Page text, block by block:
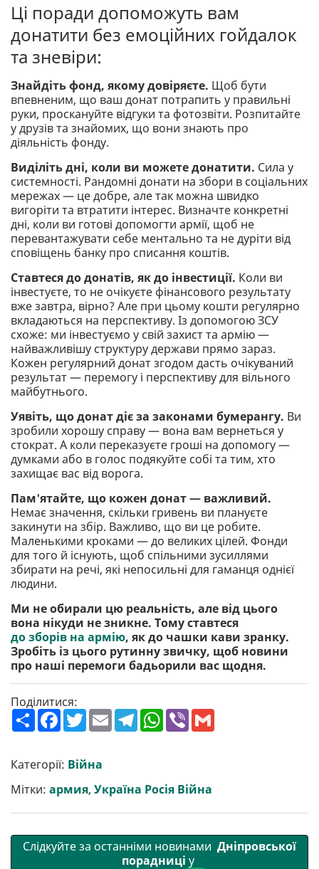
Ці поради допоможуть вам
донатити без емоційних гойдалок
та зневіри:
Знайдіть фонд, якому довіряєте. Щоб бути
впевненим, що ваш донат потрапить у правильні
руки, проскануйте відгуки та фотозвіти. Розпитайте
у друзів та знайомих, що вони знають про
діяльність фонду.
Виділіть дні, коли ви можете донатити. Сила у
системності. Рандомні донати на збори в соціальних
мережах — це добре, але так можна швидко
вигоріти та втратити інтерес. Визначте конкретні
дні, коли ви готові допомогти армії, щоб не
перевантажувати себе ментально та не дуріти від
сповіщень банку про списання коштів.
Ставтеся до донатів, як до інвестиції. Коли ви
інвестуєте, то не очікуєте фінансового результату
вже завтра, вірно? Але при цьому кошти регулярно
вкладаються на перспективу. Із допомогою ЗСУ
схоже: ми інвестуємо у свій захист та армію —
найважливішу структуру держави прямо зараз.
Кожен регулярний донат згодом дасть очікуваний
результат — перемогу і перспективу для вільного
майбутнього.
Уявіть, що донат діє за законами бумерангу. Ви
зробили хорошу справу — вона вам вернеться у
стократ. А коли переказуєте гроші на допомогу —
думками або в голос подякуйте собі та тим, хто
захищає вас від ворога.
Пам'ятайте, що кожен донат — важливий.
Немає значення, скільки гривень ви плануєте
закинути на збір. Важливо, що ви це робите.
Маленькими кроками — до великих цілей. Фонди
для того й існують, щоб спільними зусиллями
збирати на речі, які непосильні для гаманця однієї
людини.
Ми не обирали цю реальність, але від цього
вона нікуди не зникне. Тому ставтеся
до зборів на армію, як до чашки кави зранку.
Зробіть із цього рутинну звичку, щоб новини
про наші перемоги бадьорили вас щодня.
Поділитися:
П
о
р
и
т
и
F
a
b
o
o
k
T
w
t
e
r
E
m
T
e
a
m
W
h
p
p
V
Категорії: Війна
Мітки: армия, Україна Росія Війна
Слідкуйте за останніми новинами Дніпровської
порадниці у